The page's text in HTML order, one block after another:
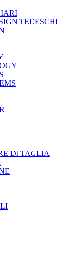
TEDESCHI
DI TAGLIA